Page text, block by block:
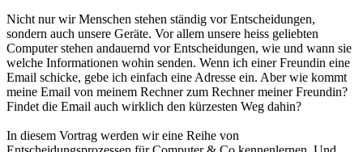
Nicht nur wir Menschen stehen ständig vor Entscheidungen,
sondern auch unsere Geräte. Vor allem unsere heiss geliebten
Computer stehen andauernd vor Entscheidungen, wie und wann sie
welche Informationen wohin senden. Wenn ich einer Freundin eine
Email schicke, gebe ich einfach eine Adresse ein. Aber wie kommt
meine Email von meinem Rechner zum Rechner meiner Freundin?
Findet die Email auch wirklich den kürzesten Weg dahin?
In diesem Vortrag werden wir eine Reihe von